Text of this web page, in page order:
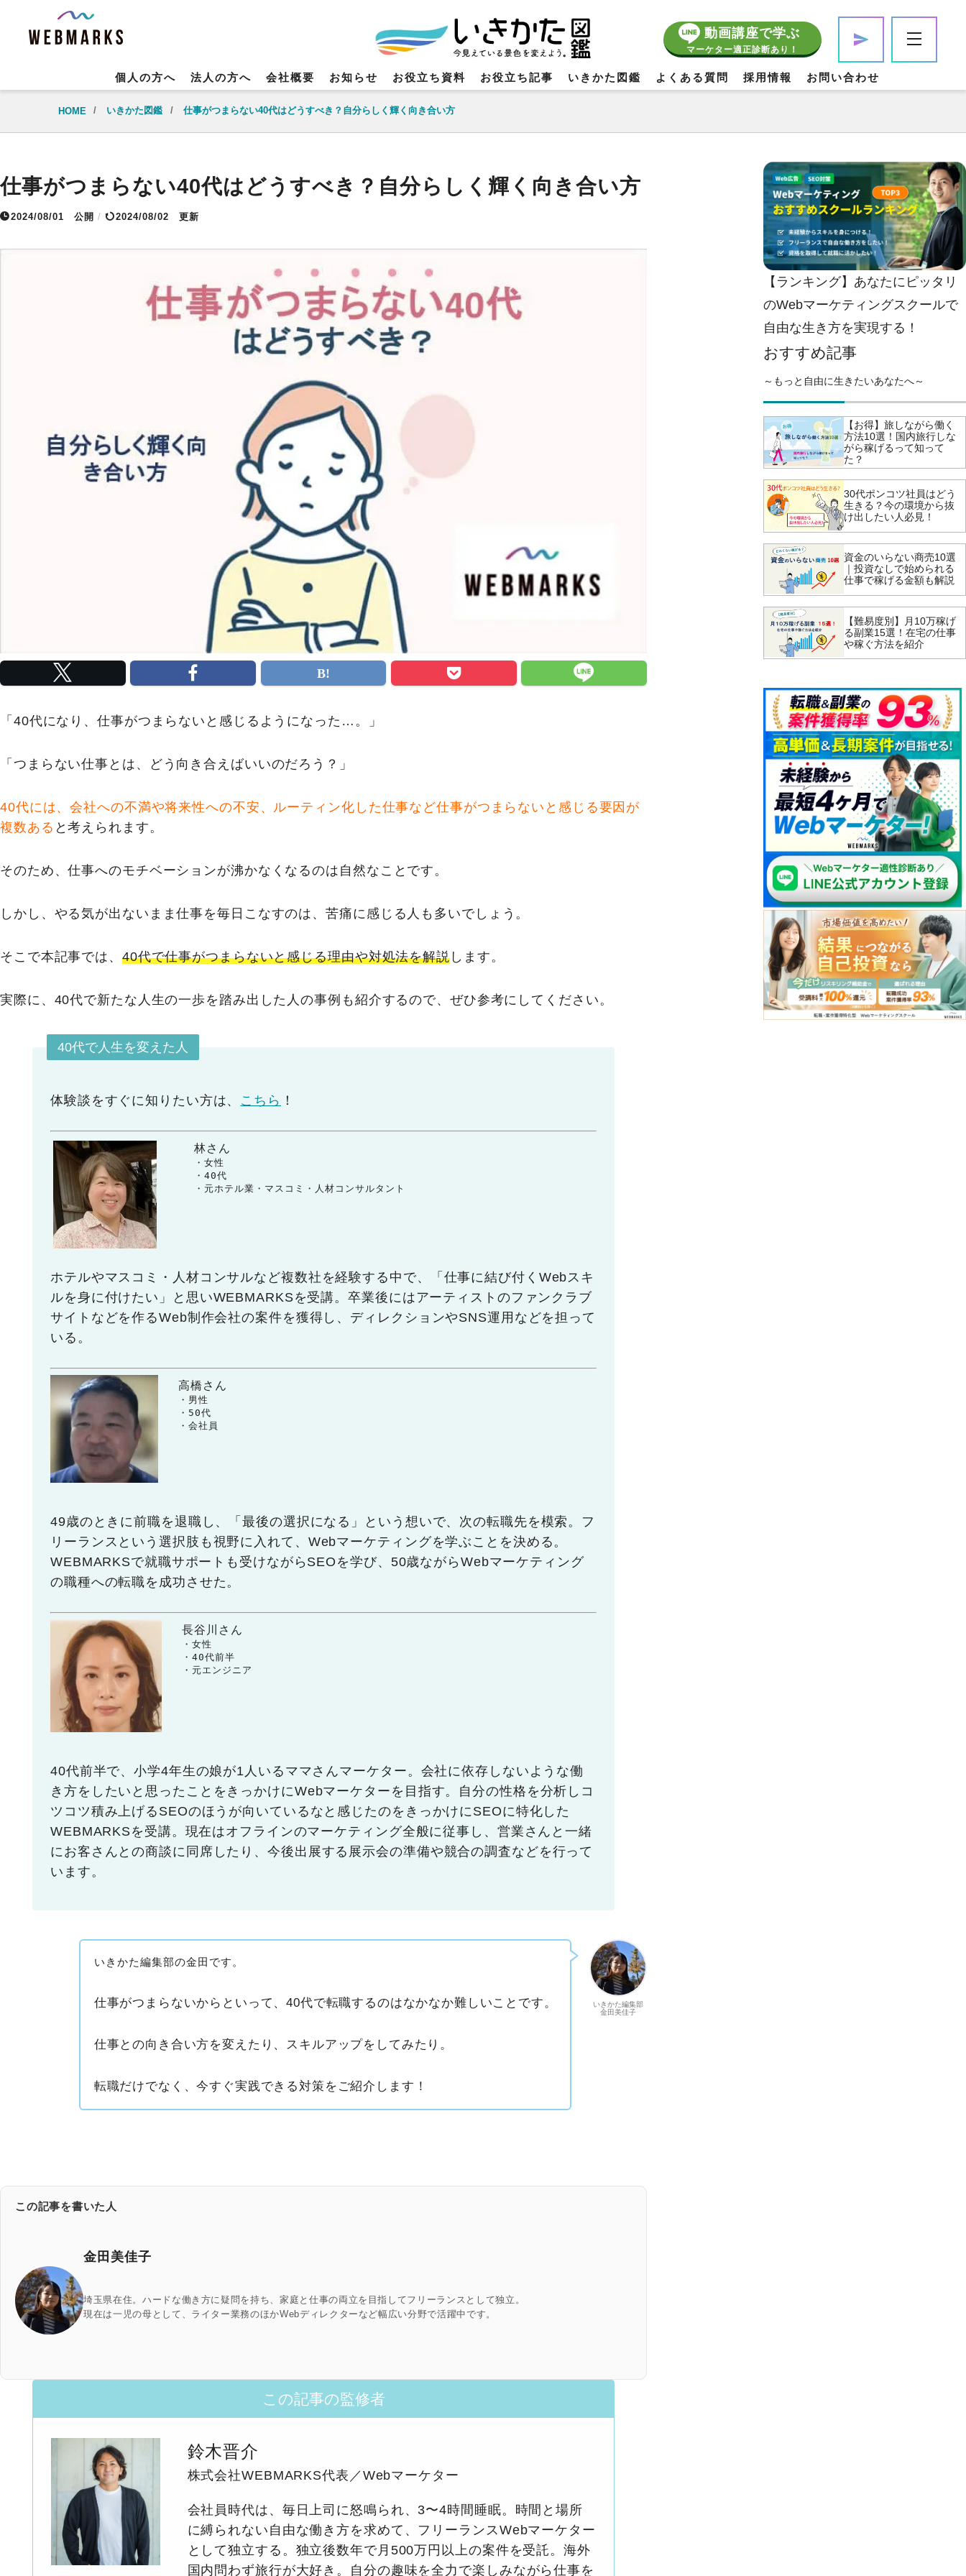
動画講座で学ぶ
マーケター適正診断あり！
個人の方へ 法人の方へ 会社概要 お知らせ お役立ち資料 お役立ち記事 いきかた図鑑 よくある質問 採用情報 お問い合わせ
HOME / いきかた図鑑 / 仕事がつまらない40代はどうすべき？自分らしく輝く向き合い方
仕事がつまらない40代はどうすべき？自分らしく輝く向き合い方
2024/08/01 公開 / 2024/08/02 更新
「40代になり、仕事がつまらないと感じるようになった…。」
「つまらない仕事とは、どう向き合えばいいのだろう？」
40代には、会社への不満や将来性への不安、ルーティン化した仕事など仕事がつまらないと感じる要因が
複数ある と考えられます。
そのため、仕事へのモチベーションが沸かなくなるのは自然なことです。
しかし、やる気が出ないまま仕事を毎日こなすのは、苦痛に感じる人も多いでしょう。
そこで本記事では、 40代で仕事がつまらないと感じる理由や対処法を解説します。
実際に、40代で新たな人生の一歩を踏み出した人の事例も紹介するので、ぜひ参考にしてください。
40代で人生を変えた人
体験談をすぐに知りたい方は、 こちら ！
林さん
・女性
・40代
・元ホテル業・マスコミ・人材コンサルタント
ホテルやマスコミ・人材コンサルなど複数社を経験する中で、「仕事に結び付くWebスキ
ルを身に付けたい」と思いWEBMARKSを受講。卒業後にはアーティストのファンクラブ
サイトなどを作るWeb制作会社の案件を獲得し、ディレクションやSNS運用などを担って
いる。
高橋さん
・男性
・50代
・会社員
49歳のときに前職を退職し、「最後の選択になる」という想いで、次の転職先を模索。フ
リーランスという選択肢も視野に入れて、Webマーケティングを学ぶことを決める。
WEBMARKSで就職サポートも受けながらSEOを学び、50歳ながらWebマーケティング
の職種への転職を成功させた。
長谷川さん
・女性
・40代前半
・元エンジニア
40代前半で、小学4年生の娘が1人いるママさんマーケター。会社に依存しないような働
き方をしたいと思ったことをきっかけにWebマーケターを目指す。自分の性格を分析しコ
ツコツ積み上げるSEOのほうが向いているなと感じたのをきっかけにSEOに特化した
WEBMARKSを受講。現在はオフラインのマーケティング全般に従事し、営業さんと一緒
にお客さんとの商談に同席したり、今後出展する展示会の準備や競合の調査などを行って
います。
いきかた編集部
金田美佳子
いきかた編集部の金田です。
仕事がつまらないからといって、40代で転職するのはなかなか難しいことです。
仕事との向き合い方を変えたり、スキルアップをしてみたり。
転職だけでなく、今すぐ実践できる対策をご紹介します！
この記事を書いた人
金田美佳子
埼玉県在住。ハードな働き方に疑問を持ち、家庭と仕事の両立を目指してフリーランスとして独立。
現在は一児の母として、ライター業務のほかWebディレクターなど幅広い分野で活躍中です。
この記事の監修者
鈴木晋介
株式会社WEBMARKS代表／Webマーケター
会社員時代は、毎日上司に怒鳴られ、3〜4時間睡眠。時間と場所
に縛られない自由な働き方を求めて、フリーランスWebマーケター
として独立する。独立後数年で月500万円以上の案件を受託。海外
国内問わず旅行が大好き。自分の趣味を全力で楽しみながら仕事を
【ランキング】あなたにピッタリ
のWebマーケティングスクールで
自由な生き方を実現する！
おすすめ記事
～もっと自由に生きたいあなたへ～
【お得】旅しながら働く
方法10選！国内旅行しな
がら稼げるって知って
た？
30代ポンコツ社員はどう
生きる？今の環境から抜
け出したい人必見！
資金のいらない商売10選
｜投資なしで始められる
仕事で稼げる金額も解説
【難易度別】月10万稼げ
る副業15選！在宅の仕事
や稼ぐ方法を紹介